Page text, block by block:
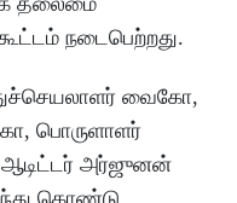
நடைபெற்றது.
வைகோ,
பொருளாளர்
அர்ஜுனன்